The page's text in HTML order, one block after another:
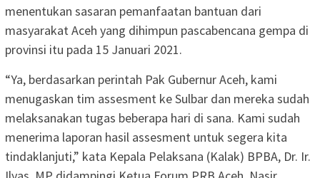
menentukan sasaran pemanfaatan bantuan dari
masyarakat Aceh yang dihimpun pascabencana gempa di
provinsi itu pada 15 Januari 2021.
“Ya, berdasarkan perintah Pak Gubernur Aceh, kami
menugaskan tim assesment ke Sulbar dan mereka sudah
melaksanakan tugas beberapa hari di sana. Kami sudah
menerima laporan hasil assesment untuk segera kita
tindaklanjuti,” kata Kepala Pelaksana (Kalak) BPBA, Dr. Ir.